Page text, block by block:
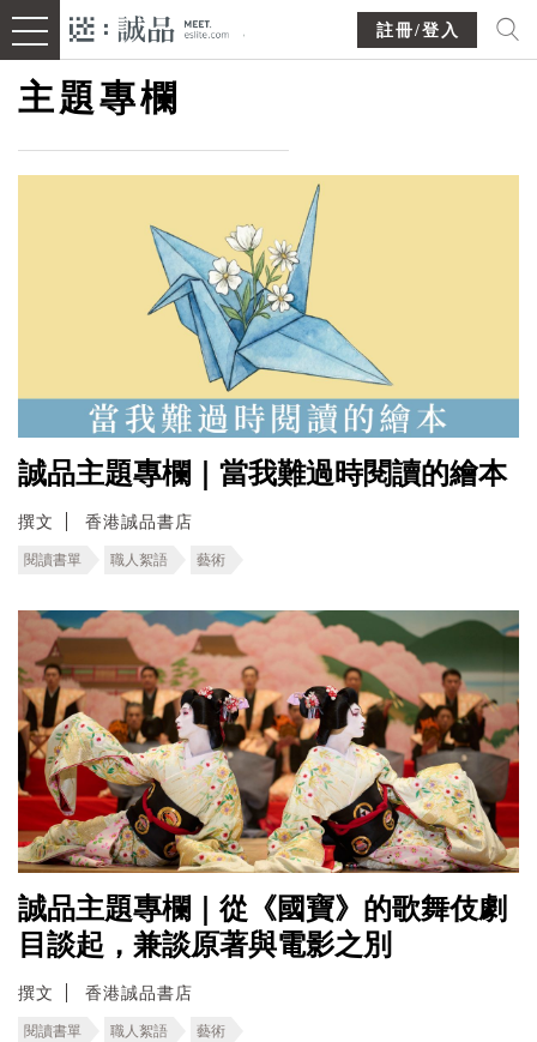
註冊/登入
主題專欄
誠品主題專欄｜當我難過時閱讀的繪本
撰文 香港誠品書店
閱讀書單 職人絮語 藝術
誠品主題專欄｜從《國寶》的歌舞伎劇
目談起，兼談原著與電影之別
撰文 香港誠品書店
閱讀書單 職人絮語 藝術